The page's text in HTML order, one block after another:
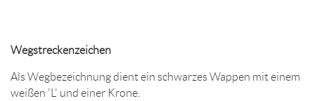
Wegstreckenzeichen
Als Wegbezeichnung dient ein schwarzes Wappen mit einem
weißen 'L' und einer Krone.